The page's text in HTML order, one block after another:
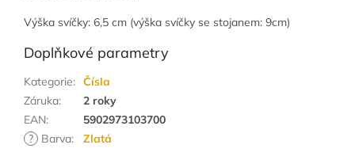
Výška svíčky: 6,5 cm (výška svíčky se stojanem: 9cm)
Doplňkové parametry
Kategorie: Čísla
Záruka:
2 roky
EAN:
5902973103700
?
Barva: Zlatá